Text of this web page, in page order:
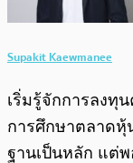
Supakit Kaewmanee
เริ่มรู้จักการลงทุ
การศึกษาตลาดหุ้
ฐานเป็นหลัก แต่พ